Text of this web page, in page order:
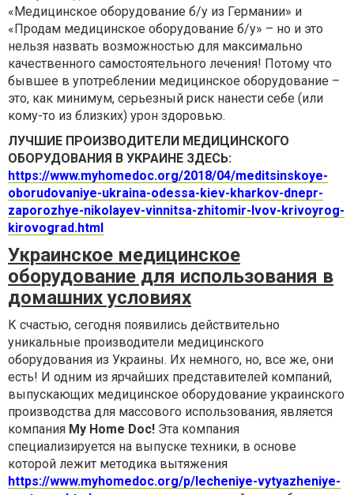
«Медицинское оборудование б/у из Германии» и
«Продам медицинское оборудование б/у» – но и это
нельзя назвать возможностью для максимально
качественного самостоятельного лечения! Потому что
бывшее в употреблении медицинское оборудование –
это, как минимум, серьезный риск нанести себе (или
кому-то из близких) урон здоровью.
ЛУЧШИЕ ПРОИЗВОДИТЕЛИ МЕДИЦИНСКОГО
ОБОРУДОВАНИЯ В УКРАИНЕ ЗДЕСЬ:
https://www.myhomedoc.org/2018/04/meditsinskoye-
oborudovaniye-ukraina-odessa-kiev-kharkov-dnepr-
zaporozhye-nikolayev-vinnitsa-zhitomir-lvov-krivoyrog-
kirovograd.html
Украинское медицинское
оборудование для использования в
домашних условиях
К счастью, сегодня появились действительно
уникальные производители медицинского
оборудования из Украины. Их немного, но, все же, они
есть! И одним из ярчайших представителей компаний,
выпускающих медицинское оборудование украинского
производства для массового использования, является
компания My Home Doc! Эта компания
специализируется на выпуске техники, в основе
которой лежит методика вытяжения
https://www.myhomedoc.org/p/lecheniye-vytyazheniye-